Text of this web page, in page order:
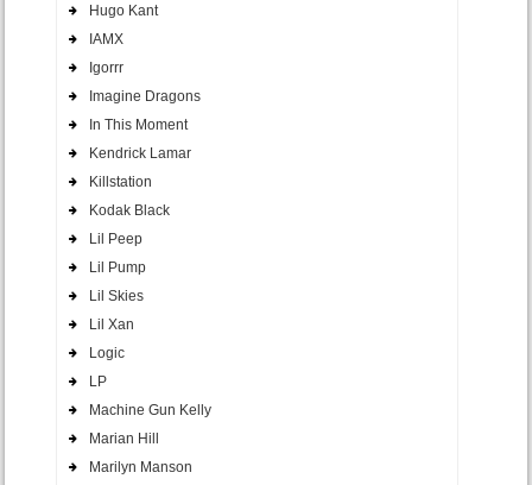
Hugo Kant
IAMX
Igorrr
Imagine Dragons
In This Moment
Kendrick Lamar
Killstation
Kodak Black
Lil Peep
Lil Pump
Lil Skies
Lil Xan
Logic
LP
Machine Gun Kelly
Marian Hill
Marilyn Manson